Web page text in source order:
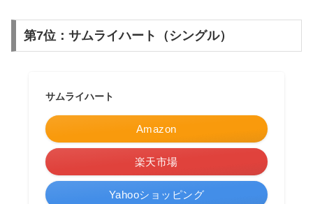
第7位：サムライハート（シングル）
サムライハート
Amazon
楽天市場
Yahooショッピング